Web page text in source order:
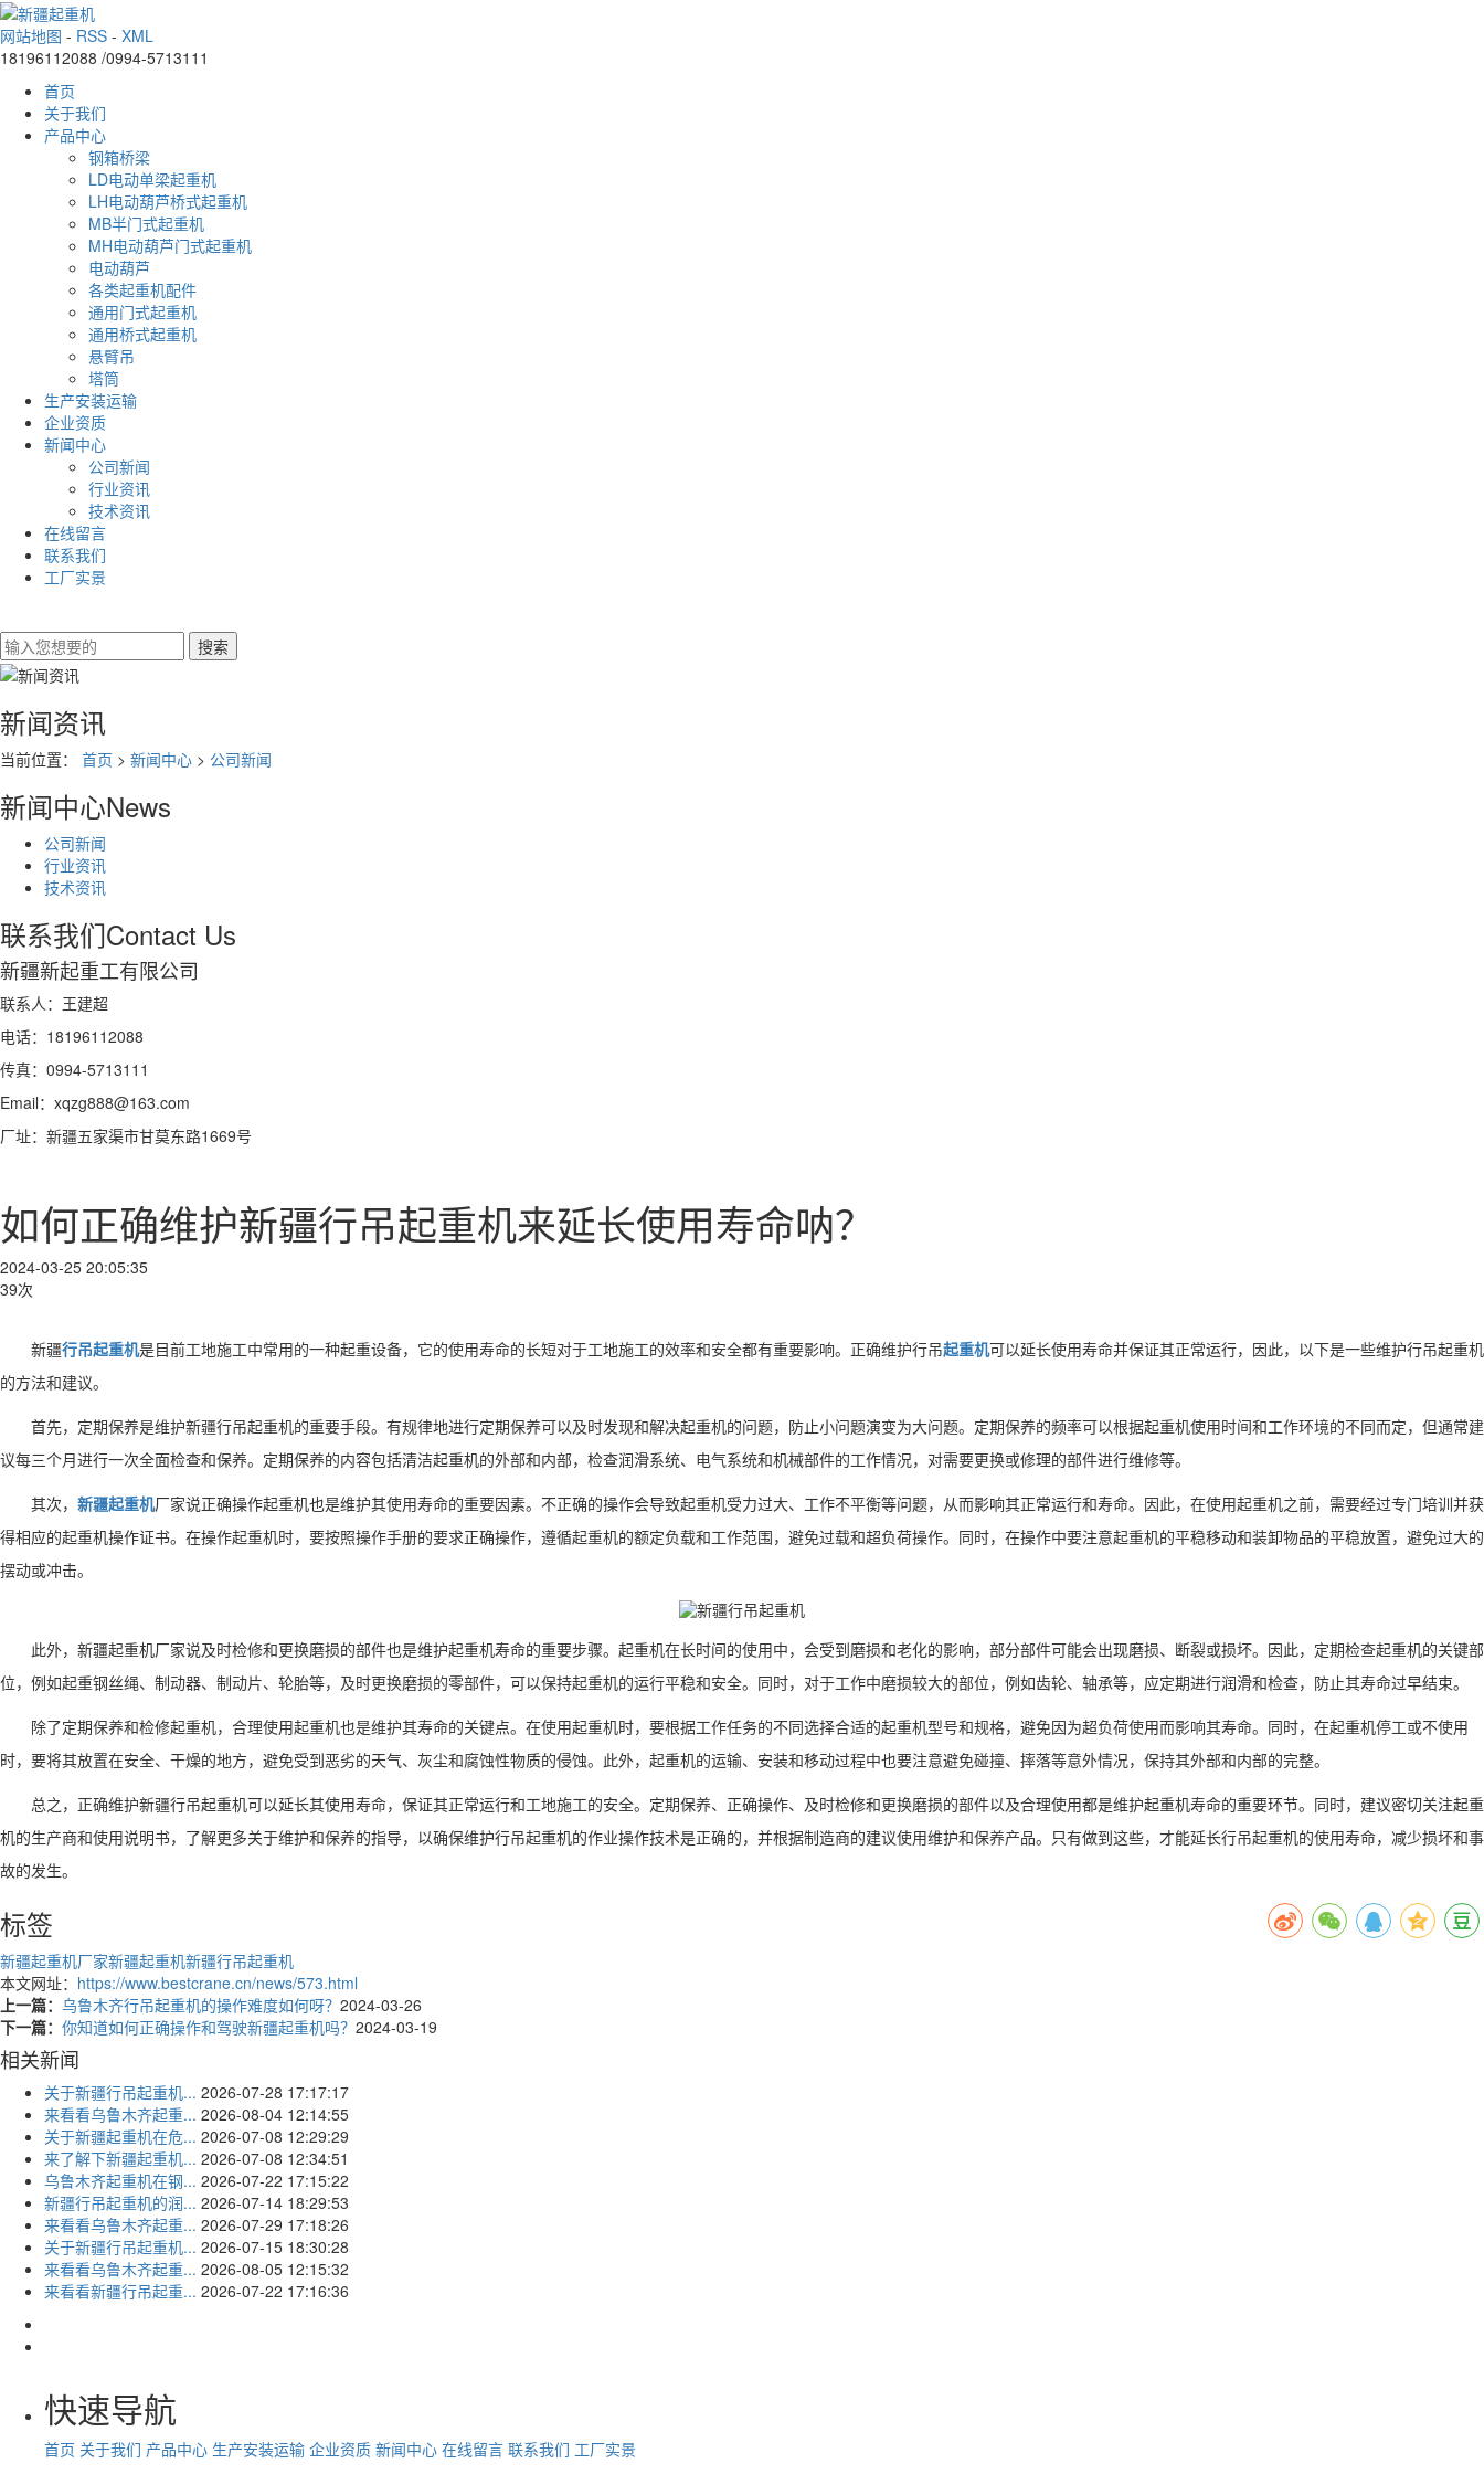
网站地图 - RSS - XML
18196112088 /0994-5713111
首页
关于我们
产品中心
钢箱桥梁
LD电动单梁起重机
LH电动葫芦桥式起重机
MB半门式起重机
MH电动葫芦门式起重机
电动葫芦
各类起重机配件
通用门式起重机
通用桥式起重机
悬臂吊
塔筒
生产安装运输
企业资质
新闻中心
公司新闻
行业资讯
技术资讯
在线留言
联系我们
工厂实景
新闻资讯
当前位置： 首页 > 新闻中心 > 公司新闻
新闻中心News
公司新闻
行业资讯
技术资讯
联系我们Contact Us
新疆新起重工有限公司
联系人：王建超
电话：18196112088
传真：0994-5713111
Email：xqzg888@163.com
厂址：新疆五家渠市甘莫东路1669号
如何正确维护新疆行吊起重机来延长使用寿命呐？
2024-03-25 20:05:35
39次
新疆行吊起重机是目前工地施工中常用的一种起重设备，它的使用寿命的长短对于工地施工的效率和安全都有重要影响。正确维护行吊起重机可以延长使用寿命并保证其正常运行，因此，以下是一些维护行吊起重机
的方法和建议。
首先，定期保养是维护新疆行吊起重机的重要手段。有规律地进行定期保养可以及时发现和解决起重机的问题，防止小问题演变为大问题。定期保养的频率可以根据起重机使用时间和工作环境的不同而定，但通常建
议每三个月进行一次全面检查和保养。定期保养的内容包括清洁起重机的外部和内部，检查润滑系统、电气系统和机械部件的工作情况，对需要更换或修理的部件进行维修等。
其次， 新疆起重机厂家说正确操作起重机也是维护其使用寿命的重要因素。不正确的操作会导致起重机受力过大、工作不平衡等问题，从而影响其正常运行和寿命。因此，在使用起重机之前，需要经过专门培训并获
得相应的起重机操作证书。在操作起重机时，要按照操作手册的要求正确操作，遵循起重机的额定负载和工作范围，避免过载和超负荷操作。同时，在操作中要注意起重机的平稳移动和装卸物品的平稳放置，避免过大的
摆动或冲击。
此外， 新疆起重机厂家说及时检修和更换磨损的部件也是维护起重机寿命的重要步骤。起重机在长时间的使用中，会受到磨损和老化的影响，部分部件可能会出现磨损、断裂或损坏。因此，定期检查起重机的关键部
位，例如起重钢丝绳、制动器、制动片、轮胎等，及时更换磨损的零部件，可以保持起重机的运行平稳和安全。同时，对于工作中磨损较大的部位，例如齿轮、轴承等，应定期进行润滑和检查，防止其寿命过早结束。
除了定期保养和检修起重机，合理使用起重机也是维护其寿命的关键点。在使用起重机时，要根据工作任务的不同选择合适的起重机型号和规格，避免因为超负荷使用而影响其寿命。同时，在起重机停工或不使用
时，要将其放置在安全、干燥的地方，避免受到恶劣的天气、灰尘和腐蚀性物质的侵蚀。此外，起重机的运输、安装和移动过程中也要注意避免碰撞、摔落等意外情况，保持其外部和内部的完整。
总之，正确维护新疆行吊起重机可以延长其使用寿命，保证其正常运行和工地施工的安全。定期保养、正确操作、及时检修和更换磨损的部件以及合理使用都是维护起重机寿命的重要环节。同时，建议密切关注起重
机的生产商和使用说明书，了解更多关于维护和保养的指导，以确保维护行吊起重机的作业操作技术是正确的，并根据制造商的建议使用维护和保养产品。只有做到这些，才能延长行吊起重机的使用寿命，减少损坏和事
故的发生。
标签
新疆起重机厂家新疆起重机新疆行吊起重机
本文网址： https://www.bestcrane.cn/news/573.html
上一篇： 乌鲁木齐行吊起重机的操作难度如何呀？ 2024-03-26
下一篇： 你知道如何正确操作和驾驶新疆起重机吗？ 2024-03-19
相关新闻
关于新疆行吊起重机... 2026-07-28 17:17:17
来看看乌鲁木齐起重... 2026-08-04 12:14:55
关于新疆起重机在危... 2026-07-08 12:29:29
来了解下新疆起重机... 2026-07-08 12:34:51
乌鲁木齐起重机在钢... 2026-07-22 17:15:22
新疆行吊起重机的润... 2026-07-14 18:29:53
来看看乌鲁木齐起重... 2026-07-29 17:18:26
关于新疆行吊起重机... 2026-07-15 18:30:28
来看看乌鲁木齐起重... 2026-08-05 12:15:32
来看看新疆行吊起重... 2026-07-22 17:16:36
快速导航
首页 关于我们 产品中心 生产安装运输 企业资质 新闻中心 在线留言 联系我们 工厂实景